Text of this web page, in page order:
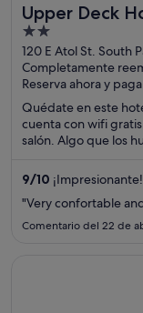
Upper Deck
2
out
of
5
120 E Atol St. South
Completamente
Reserva ahora y
Quédate en este
cuenta con wifi
salón. Algo que los
que se encuentran
Gravity Park.
9/10
"Very confortable
Comentario del 22 de